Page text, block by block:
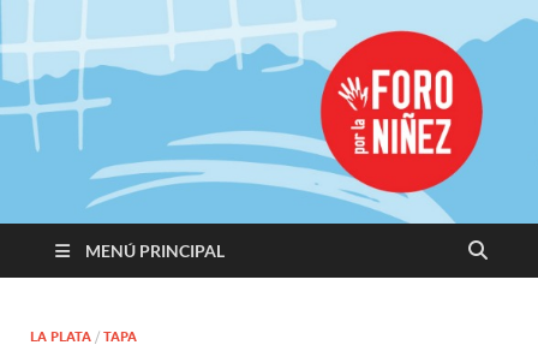
Promoviendo
Derechos,
Construimos
Igualdad
MENÚ PRINCIPAL
LA PLATA / TAPA